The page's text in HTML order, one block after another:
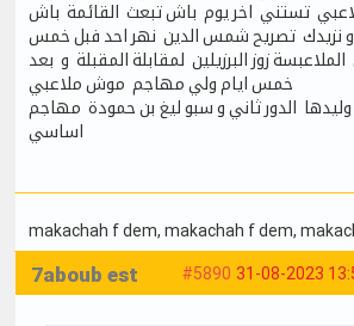
تستني اخر يوم باش تبعث القائمة باش
نزيدك تصريح شمس الدين نهر احد فبل خمس
زوز البرزيلين لمقابلة المقبلة و بعد
خمس ايام ولي مهاجم موش ملاعبي
وليدها الدور ثاني و سبو ليغ بن حمودة مهاجم
اساسي
makachah f dem, makachah f dem,
#5890 31-08-2023
7aboub est